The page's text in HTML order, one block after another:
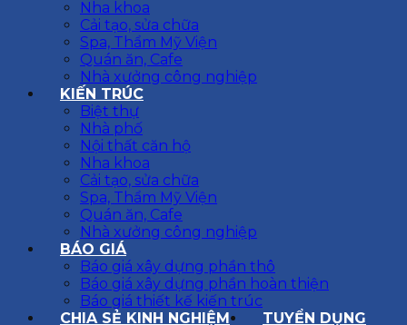
Nha khoa
Cải tạo, sửa chữa
Spa, Thẩm Mỹ Viện
Quán ăn, Cafe
Nhà xưởng công nghiệp
KIẾN TRÚC
Biệt thự
Nhà phố
Nội thất căn hộ
Nha khoa
Cải tạo, sửa chữa
Spa, Thẩm Mỹ Viện
Quán ăn, Cafe
Nhà xưởng công nghiệp
BÁO GIÁ
Báo giá xây dựng phần thô
Báo giá xây dựng phần hoàn thiện
Báo giá thiết kế kiến trúc
CHIA SẺ KINH NGHIỆM
TUYỂN DỤNG